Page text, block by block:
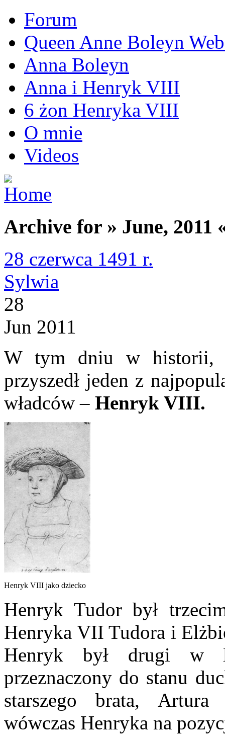
Forum
Queen Anne Boleyn
Anna Boleyn
Anna i Henryk VIII
6 żon Henryka VIII
O mnie
Videos
Archive for » June, 2011
28 czerwca 1491 r.
Sylwia
28
Jun 2011
W tym dniu w
przyszedł jeden z
władców – Henryk VIII.
Henryk VIII jako dziecko
Henryk Tudor był
Henryka VII Tudora i
Henryk był drugi w
przeznaczony do stanu
starszego brata, Artura
wówczas Henryka na